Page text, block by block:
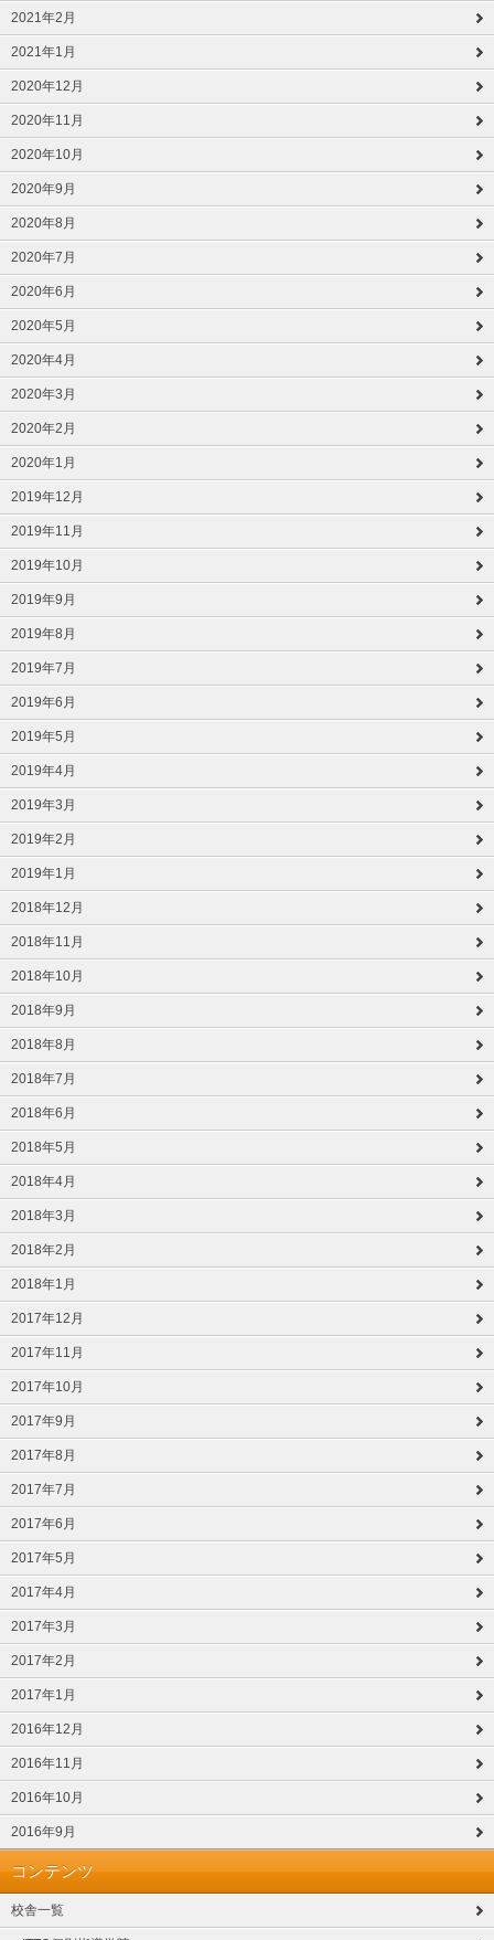
2021年2月
2021年1月
2020年12月
2020年11月
2020年10月
2020年9月
2020年8月
2020年7月
2020年6月
2020年5月
2020年4月
2020年3月
2020年2月
2020年1月
2019年12月
2019年11月
2019年10月
2019年9月
2019年8月
2019年7月
2019年6月
2019年5月
2019年4月
2019年3月
2019年2月
2019年1月
2018年12月
2018年11月
2018年10月
2018年9月
2018年8月
2018年7月
2018年6月
2018年5月
2018年4月
2018年3月
2018年2月
2018年1月
2017年12月
2017年11月
2017年10月
2017年9月
2017年8月
2017年7月
2017年6月
2017年5月
2017年4月
2017年3月
2017年2月
2017年1月
2016年12月
2016年11月
2016年10月
2016年9月
コンテンツ
校舎一覧